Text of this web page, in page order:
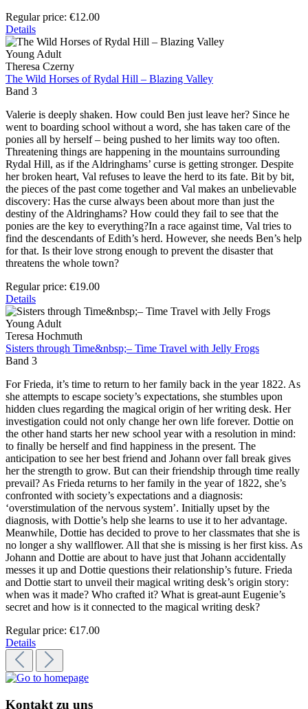
Regular price: €12.00
Details
Young Adult
Theresa Czerny
The Wild Horses of Rydal Hill – Blazing Valley
Band 3
Valerie is deeply shaken. How could Ben just leave her? Since he
went to boarding school without a word, she has taken care of the
ponies all by herself – being pushed to her limits way too often.
Threatening things are happening in the mountains surrounding
Rydal Hill, as if the Aldringhams’ curse is getting stronger. Despite
her broken heart, Val refuses to leave the herd to its fate. Bit by bit,
the pieces of the past come together and Val makes an unbelievable
discovery: Has the curse always been about more than just the
destiny of the Aldringhams? How could they fail to see that the
ponies are the key to everything?In a race against time, Val tries to
find the descendants of Edith’s herd. However, she needs Ben’s help
for that. Is their love strong enough to prevent the disaster that
threatens the whole town?
Regular price: €19.00
Details
Young Adult
Teresa Hochmuth
Sisters through Time&nbsp;– Time Travel with Jelly Frogs
Band 3
For Frieda, it’s time to return to her family back in the year 1822. As
she attempts to escape society’s expectations, she stumbles upon
hidden clues regarding the magical origin of her writing desk. Her
investigation could not only change her own life forever. Dottie on
the other hand starts her new school year with a resolution in mind:
to finally be herself and find happiness in the present. The
anticipation to see her best friend and Johann over fall break gives
her the strength to grow. But can their friendship through time really
prevail? As Frieda returns to her family in the year of 1822, she’s
confronted with society’s expectations and a diagnosis:
‘overstimulation of the nervous system’. Initially upset by the
diagnosis, with Dottie’s help she learns to use it to her advantage.
Meanwhile, Dottie has decided to prove to her classmates that she is
no longer a shy wallflower. All that she is missing is her first kiss. As
Johann and Dottie are about to have just that Johann accidentally
messes it up and Dottie questions their relationship’s future. Frieda
and Dottie start to unveil their magical writing desk’s origin story:
when was it made? Who crafted it? What is great-aunt Eugenie’s
secret and how is it connected to the magical writing desk?
Regular price: €17.00
Details
Kontakt zu uns